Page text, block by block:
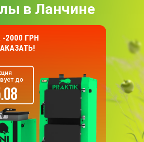
в Ланчине
до
2000 ГРН